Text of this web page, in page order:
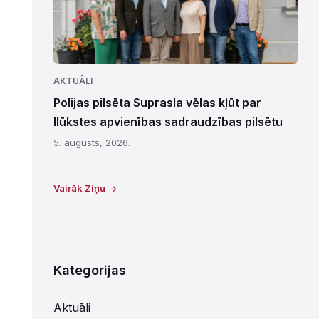
AKTUĀLI
Polijas pilsēta Suprasla vēlas kļūt par
Ilūkstes apvienības sadraudzības pilsētu
5. augusts, 2026.
Vairāk Ziņu
Kategorijas
Aktuāli